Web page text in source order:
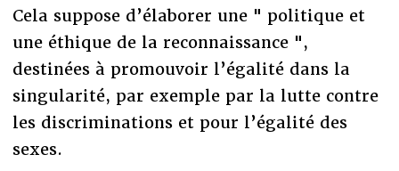
Cela suppose d’élaborer une " politique et
une éthique de la reconnaissance ",
destinées à promouvoir l’égalité dans la
singularité, par exemple par la lutte contre
les discriminations et pour l’égalité des
sexes.